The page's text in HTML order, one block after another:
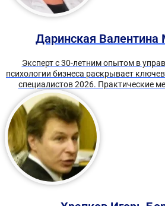
Даринская Валентина
Эксперт с 30-летним опытом в
психологии бизнеса раскрывает
специалистов 2026. Практические